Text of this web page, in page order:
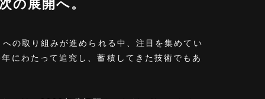
の展開へ。
の取り組みが進められる中、注目を集めてい
にわたって追究し、蓄積してきた技術でもあ